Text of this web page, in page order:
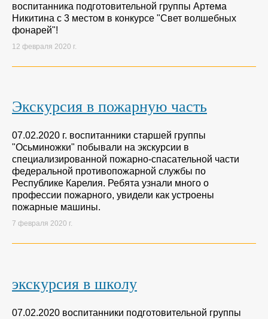
воспитанника подготовительной группы Артема
Никитина с 3 местом в конкурсе "Свет волшебных
фонарей"!
12 февраля 2020 г.
Экскурсия в пожарную часть
07.02.2020 г. воспитанники старшей группы
"Осьминожки" побывали на экскурсии в
специализированной пожарно-спасательной части
федеральной противопожарной службы по
Республике Карелия. Ребята узнали много о
профессии пожарного, увидели как устроены
пожарные машины.
7 февраля 2020 г.
экскурсия в школу
07.02.2020 воспитанники подготовительной группы